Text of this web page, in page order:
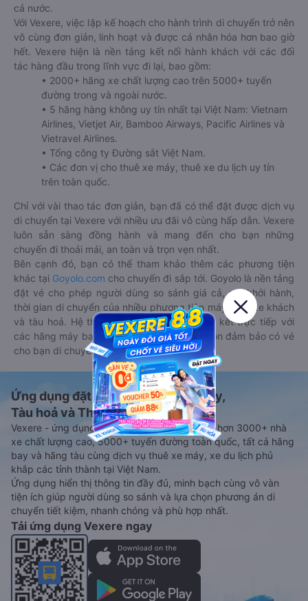
cả nước.
Với Vexere, việc lập kế hoạch cho hành trình di chuyển trở nên
vô cùng đơn giản, linh hoạt và được cá nhân hóa hơn bao giờ
hết. Vexere hiện là nền tảng kết nối hành khách với các đối
tác hàng đầu trong lĩnh vực đi lại, bao gồm:
• 2000+ hãng xe chất lượng cao trên 5000+ tuyến
đường trong và ngoài nước.
• 5 hãng hàng không uy tín nhất tại Việt Nam: Vietnam
Airlines, Vietjet Air, Bamboo Airways, Pacific Airlines và
Vietravel Airlines.
• Tổng công ty Đường sắt Việt Nam.
• Các đơn vị cho thuê xe máy, thuê xe du lịch uy tín
trên toàn quốc.
Chỉ với vài thao tác đơn giản, bạn đã có thể đặt được dịch vụ
di chuyển tại Vexere với nhiều ưu đãi vô cùng hấp dẫn. Vexere
luôn sẵn sàng đồng hành và mang đến cho bạn những
chuyến đi thoải mái, an toàn và trọn vẹn nhất.
Bên cạnh đó, bạn có thể tham khảo thêm các phương tiện
khác tại Goyolo.com cho chuyến đi sắp tới. Goyolo là nền tảng
đặt vé cho phép người dùng so sánh giá cả, giờ khởi hành,
thời gian di chuyển của nhiều phương tiện máy bay, xe khách
và tàu hoả. Hệ thống của Goyolo được liên kết trực tiếp với
các hãng máy bay, xe khách và tàu hoả, luôn đảm bảo có vé
cho bạn di chuyển.
Ứng dụng đặt vé Xe khách, Máy bay,
Tàu hoả và Thuê xe
Vexere - ứng dụng đặt vé đa phương tiện với hơn 3000+ nhà
xe chất lượng cao, 5000+ tuyến đường toàn quốc, tất cả hãng
bay và hãng tàu cùng dịch vụ thuê xe máy, xe du lịch phủ
khắp các tỉnh thành tại Việt Nam.
Ứng dụng hiển thị thông tin đầy đủ, minh bạch cùng vô vàn
tiện ích giúp người dùng so sánh và lựa chọn phương án di
chuyển tiết kiệm, nhanh chóng và phù hợp nhất.
Tải ứng dụng Vexere ngay